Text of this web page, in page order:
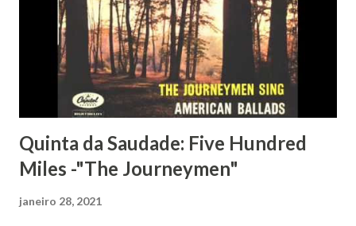
sexta e queria ouvir algo leve . Logo "de cara " (rs) minha
plataforma me indicou meu amigo Enio Lobo - acho que
pelas pesquisas que fiz para pedir na live desta semana. O
artista começou carreira na música em 1996 e tem como
influências musicais St...
Quinta da Saudade: Five Hundred
Miles -"The Journeymen"
janeiro 28, 2021